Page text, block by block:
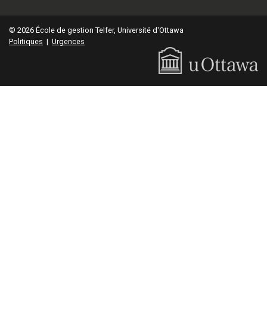
© 2026 École de gestion Telfer, Université d'Ottawa
Politiques | Urgences